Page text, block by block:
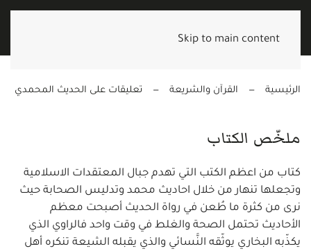
Skip to main content
الرئيسية القرآن والشريعة تعليقات على الحديث المحمدي
ملخّص الكتاب
كتاب من اعظم الكتب التي تهدم جبال المعتقدات الاسلامية
وتجعلها تنهار من خلال احاديث محمد وتدليس الصحابة حيث
نرى من كثرة ما طُعن في رواة الحديث أصبحت معظم
الأحاديث تحتمل الصحة والغلط في وقت واحد فالراوي الذي
يكذّبه البخاري يوثّقه النَّسائي والذي يقبله الشيعة تنكره أهل